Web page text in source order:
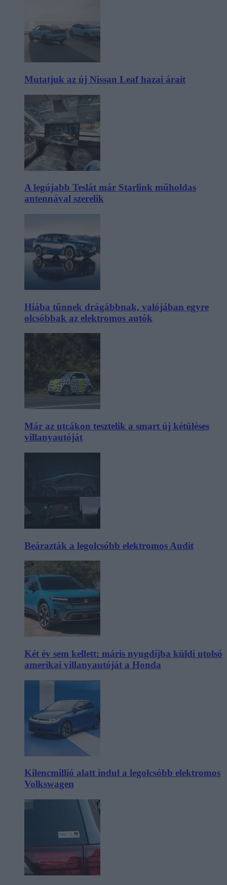
Mutatjuk az új Nissan Leaf hazai árait
A legújabb Teslát már Starlink műholdas
antennával szerelik
Hiába tűnnek drágábbnak, valójában egyre
olcsóbbak az elektromos autók
Már az utcákon tesztelik a smart új kétüléses
villanyautóját
Beárazták a legolcsóbb elektromos Audit
Két év sem kellett: máris nyugdíjba küldi utolsó
amerikai villanyautóját a Honda
Kilencmillió alatt indul a legolcsóbb elektromos
Volkswagen